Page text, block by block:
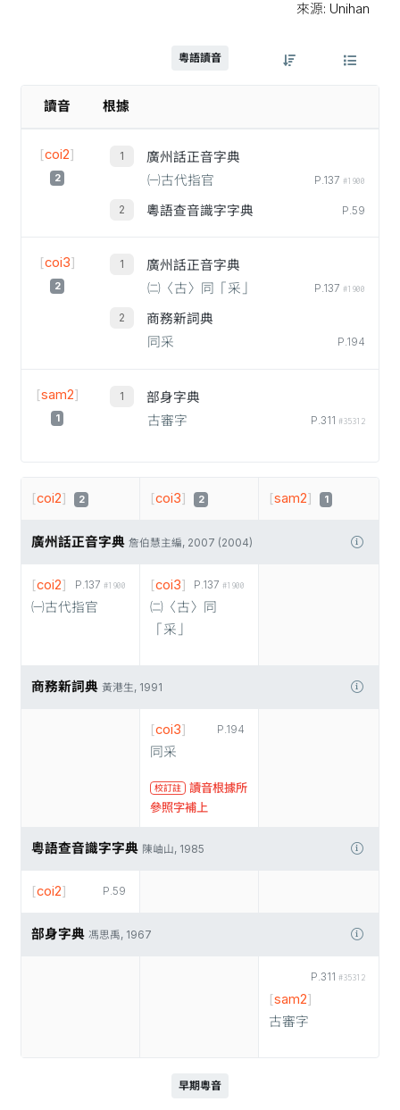
來源: Unihan
粵語讀音
讀音 根據
[coi2]
2
廣州話正音字典
㈠古代指官
P.137 #1900
粵語查音識字字典 P.59
[coi3]
2
廣州話正音字典
㈡〈古〉同「采」
P.137 #1900
商務新詞典
同采
P.194
[sam2]
1
部身字典
古審字
P.311 #35312
[coi2] 2 [coi3] 2 [sam2] 1
廣州話正音字典 詹伯慧主編, 2007 (2004)
P.137 #1900
[coi2]
㈠古代指官
P.137 #1900
[coi3]
㈡〈古〉同
「采」
商務新詞典 黃港生, 1991
P.194
[coi3]
同采
校訂註
讀音根據所
參照字補上
粵語查音識字字典 陳岫山, 1985
P.59
[coi2]
部身字典 馮思禹, 1967
P.311 #35312
[sam2]
古審字
早期粵音